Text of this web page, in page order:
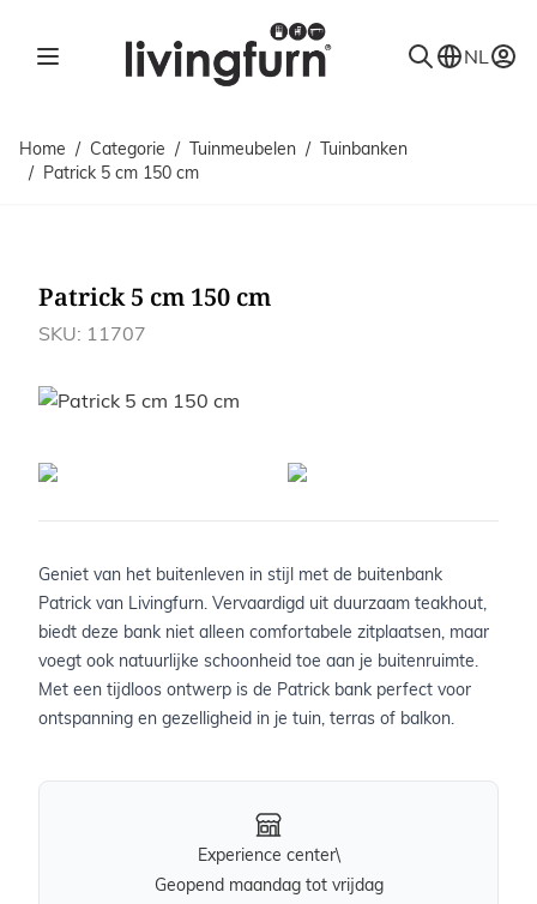
NL
Home / Categorie / Tuinmeubelen / Tuinbanken
/ Patrick 5 cm 150 cm
Patrick 5 cm 150 cm
SKU: 11707
Afbeeldingen
Geniet van het buitenleven in stijl met de buitenbank
Patrick van Livingfurn. Vervaardigd uit duurzaam teakhout,
biedt deze bank niet alleen comfortabele zitplaatsen, maar
voegt ook natuurlijke schoonheid toe aan je buitenruimte.
Met een tijdloos ontwerp is de Patrick bank perfect voor
ontspanning en gezelligheid in je tuin, terras of balkon.
Experience center\
Geopend maandag tot vrijdag